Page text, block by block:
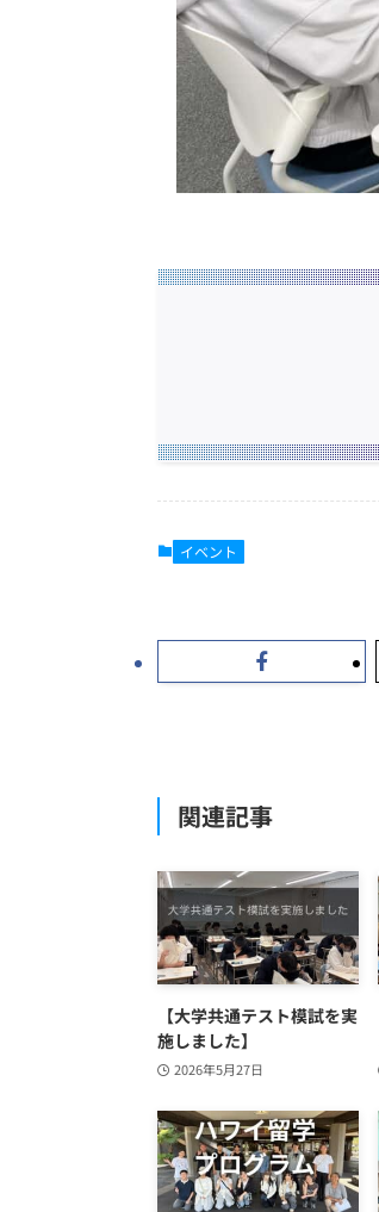
イベント
関連記事
【大学共通テスト模試を実
施しました】
2026年5月27日